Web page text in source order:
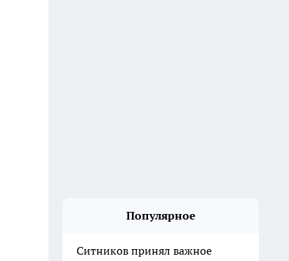
Популярное
Ситников принял важное